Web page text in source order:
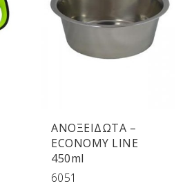
ΑΝΟΞΕΙΔΩΤΑ –
ECONOMY LINE
450ml
6051